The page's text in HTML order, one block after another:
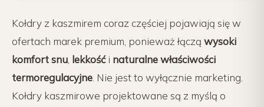
Kołdry z kaszmirem coraz częściej pojawiają się w
ofertach marek premium, ponieważ łączą wysoki
komfort snu lekkośći naturalne właściwości
termoregulacyjne . Nie jest to wyłącznie marketing.
Kołdry kaszmirowe projektowane są z myślą o